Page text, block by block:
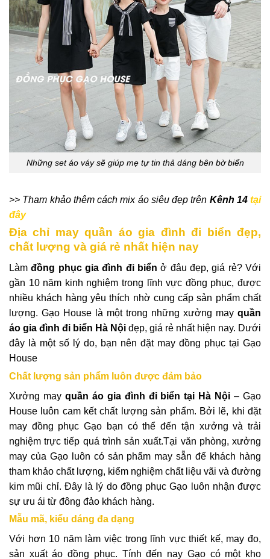
Những set áo váy sẽ giúp mẹ tự tin thả dáng bên bờ biển
>> Tham khảo thêm cách mix áo siêu đẹp trên Kênh 14 tại
đây
Địa chỉ may quần áo gia đình đi biển đẹp,
chất lượng và giá rẻ nhất hiện nay
Làmđồng phụcgia đình đi biểnở đâu đẹp, giá rẻ? Với
gần 10 năm kinh nghiệm trong lĩnh vực đồng phục, được
nhiều khách hàng yêu thích nhờ cung cấp sản phẩm chất
lượng. Gạo House là một trong những xưởng may quần
áo gia đình đi biển Hà Nội đẹp, giá rẻ nhất hiện nay. Dưới
đây là một số lý do, bạn nên đặt may đồng phục tại Gạo
House
Chất lượng sản phẩm luôn được đảm bảo
Xưởng may quần áo gia đình đi biển tại Hà Nội– Gạo
House luôn cam kết chất lượng sản phẩm. Bởi lẽ, khi đặt
may đồng phục Gạo bạn có thể đến tận xưởng và trải
nghiệm trực tiếp quá trình sản xuất.Tại văn phòng, xưởng
may của Gạo luôn có sản phẩm may sẵn để khách hàng
tham khảo chất lượng, kiểm nghiệm chất liệu vãi và đường
kim mũi chỉ. Đây là lý do đồng phục Gạo luôn nhận được
sự ưu ái từ đông đảo khách hàng.
Mẫu mã, kiểu dáng đa dạng
Với hơn 10 năm làm việc trong lĩnh vực thiết kế, may đo,
sản xuất áo đồng phục. Tính đến nay Gạo có một kho